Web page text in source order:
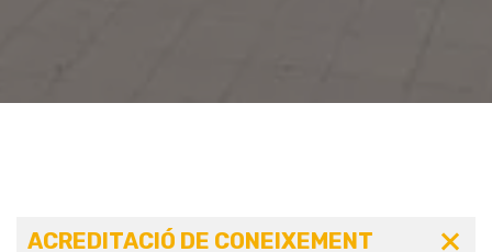
ACREDITACIÓ DE CONEIXEMENT